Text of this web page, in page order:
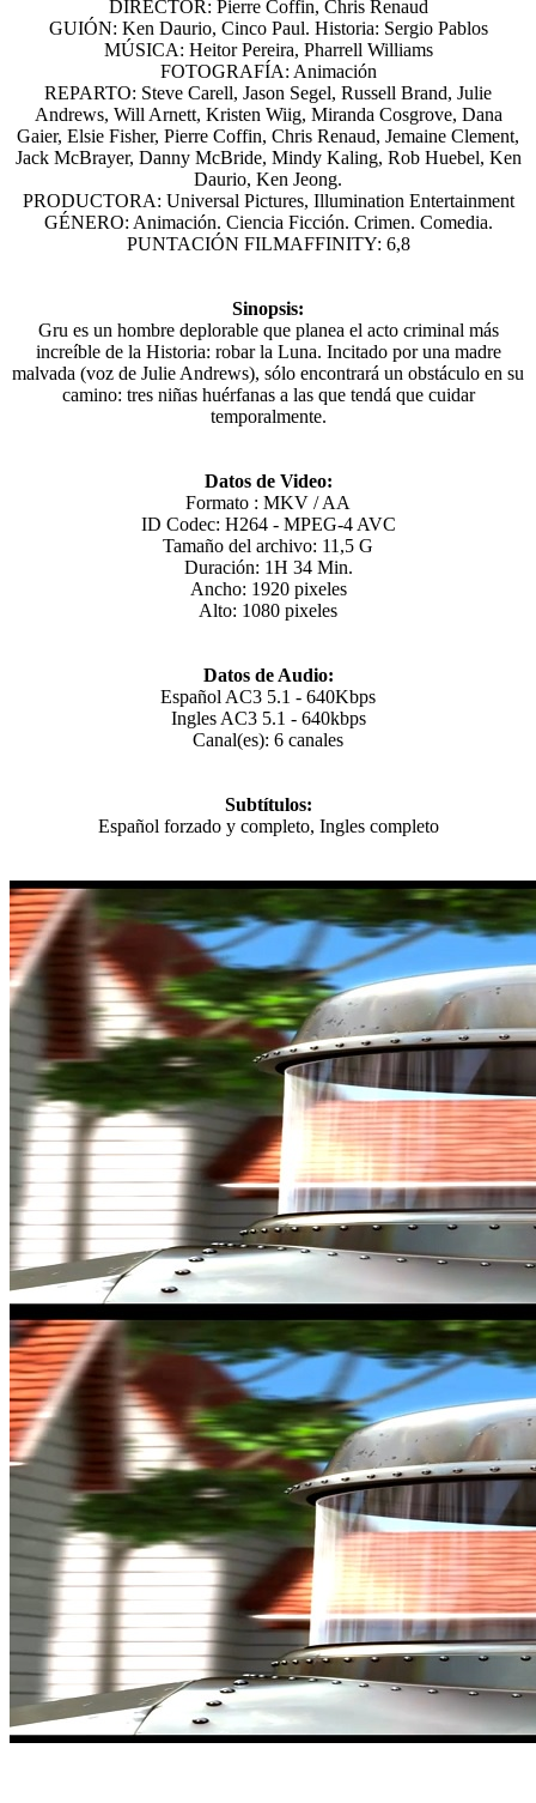
DIRECTOR: Pierre Coffin, Chris Renaud
GUIÓN: Ken Daurio, Cinco Paul. Historia: Sergio Pablos
MÚSICA: Heitor Pereira, Pharrell Williams
FOTOGRAFÍA: Animación
REPARTO: Steve Carell, Jason Segel, Russell Brand, Julie
Andrews, Will Arnett, Kristen Wiig, Miranda Cosgrove, Dana
Gaier, Elsie Fisher, Pierre Coffin, Chris Renaud, Jemaine Clement,
Jack McBrayer, Danny McBride, Mindy Kaling, Rob Huebel, Ken
Daurio, Ken Jeong.
PRODUCTORA: Universal Pictures, Illumination Entertainment
GÉNERO: Animación. Ciencia Ficción. Crimen. Comedia.
PUNTACIÓN FILMAFFINITY: 6,8
Sinopsis:
Gru es un hombre deplorable que planea el acto criminal más
increíble de la Historia: robar la Luna. Incitado por una madre
malvada (voz de Julie Andrews), sólo encontrará un obstáculo en su
camino: tres niñas huérfanas a las que tendá que cuidar
temporalmente.
Datos de Video:
Formato : MKV / AA
ID Codec: H264 - MPEG-4 AVC
Tamaño del archivo: 11,5 G
Duración: 1H 34 Min.
Ancho: 1920 pixeles
Alto: 1080 pixeles
Datos de Audio:
Español AC3 5.1 - 640Kbps
Ingles AC3 5.1 - 640kbps
Canal(es): 6 canales
Subtítulos:
Español forzado y completo, Ingles completo